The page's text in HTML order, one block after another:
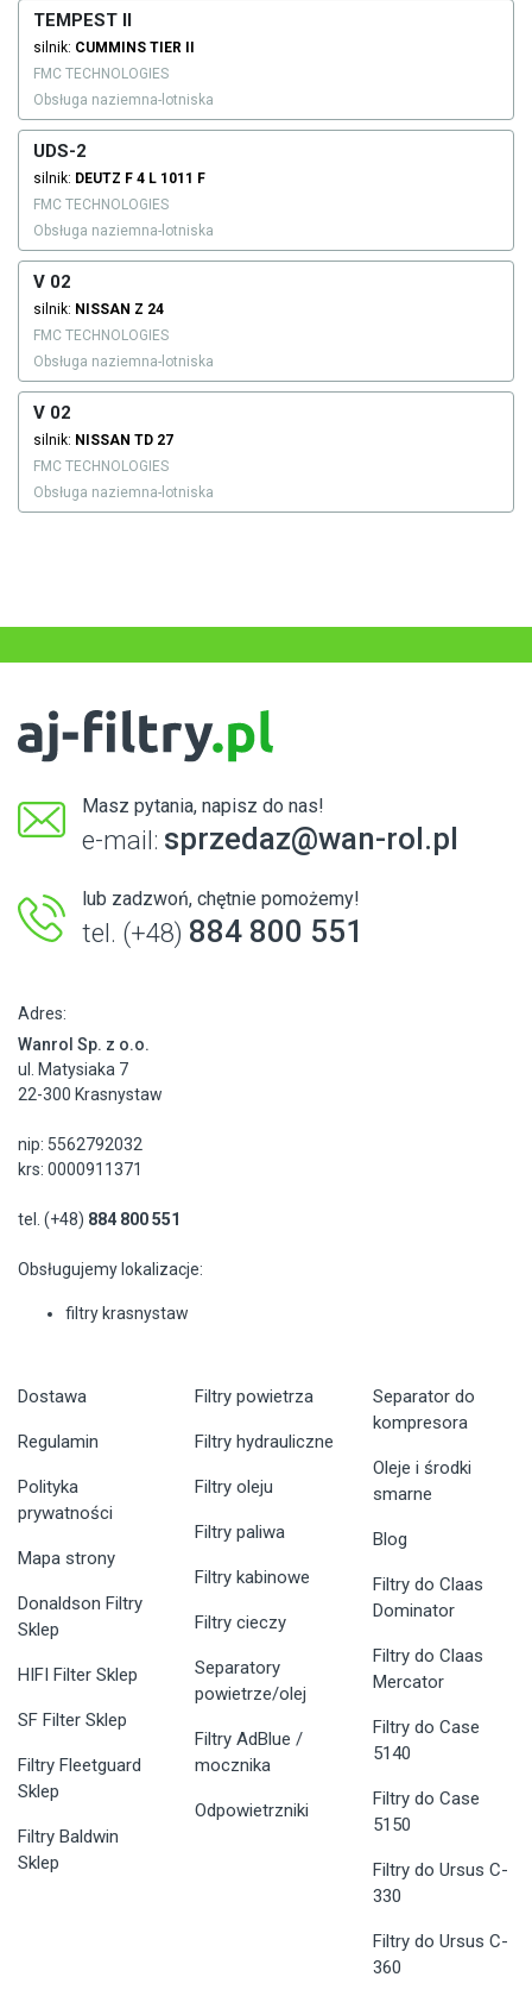
TEMPEST II
silnik: CUMMINS TIER II
FMC TECHNOLOGIES
Obsługa naziemna-lotniska
UDS-2
silnik: DEUTZ F 4 L 1011 F
FMC TECHNOLOGIES
Obsługa naziemna-lotniska
V 02
silnik: NISSAN Z 24
FMC TECHNOLOGIES
Obsługa naziemna-lotniska
V 02
silnik: NISSAN TD 27
FMC TECHNOLOGIES
Obsługa naziemna-lotniska
Masz pytania, napisz do nas!
e-mail: sprzedaz@wan-rol.pl
lub zadzwoń, chętnie pomożemy!
tel. (+48) 884 800 551
Adres:
Wanrol Sp. z o.o.
ul. Matysiaka 7
22-300 Krasnystaw
nip: 5562792032
krs: 0000911371
tel. (+48) 884 800 551
Obsługujemy lokalizacje:
filtry krasnystaw
Dostawa
Regulamin
Polityka
prywatności
Mapa strony
Donaldson Filtry
Sklep
HIFI Filter Sklep
SF Filter Sklep
Filtry Fleetguard
Sklep
Filtry Baldwin
Sklep
Filtry powietrza
Filtry hydrauliczne
Filtry oleju
Filtry paliwa
Filtry kabinowe
Filtry cieczy
Separatory
powietrze/olej
Filtry AdBlue /
mocznika
Odpowietrzniki
Separator do
kompresora
Oleje i środki
smarne
Blog
Filtry do Claas
Dominator
Filtry do Claas
Mercator
Filtry do Case
5140
Filtry do Case
5150
Filtry do Ursus C-
330
Filtry do Ursus C-
360